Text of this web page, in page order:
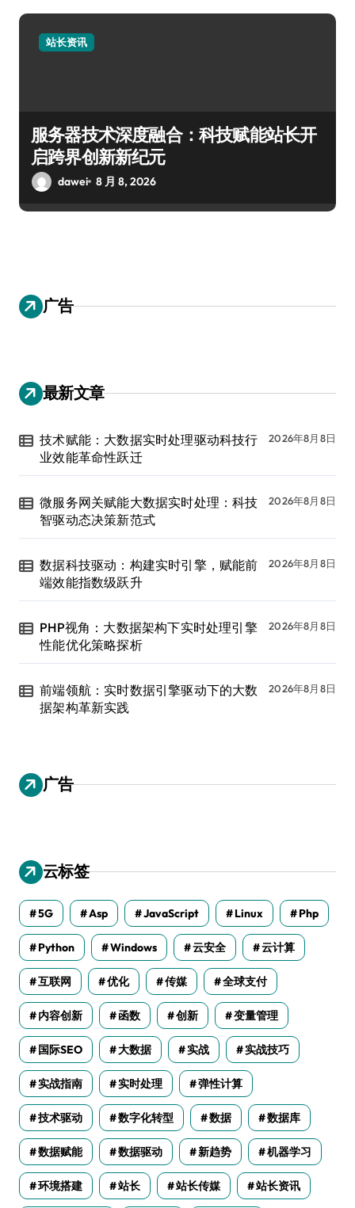
站长资讯
服务器技术深度融合：科技赋能站长开
启跨界创新新纪元
dawei 8 月 8, 2026
广告
最新文章
技术赋能：大数据实时处理驱动科技行
业效能革命性跃迁
2026年8月8日
微服务网关赋能大数据实时处理：科技
智驱动态决策新范式
2026年8月8日
数据科技驱动：构建实时引擎，赋能前
端效能指数级跃升
2026年8月8日
PHP视角：大数据架构下实时处理引擎
性能优化策略探析
2026年8月8日
前端领航：实时数据引擎驱动下的大数
据架构革新实践
2026年8月8日
广告
云标签
5G Asp JavaScript Linux Php
Python Windows 云安全 云计算
互联网 优化 传媒 全球支付
内容创新 函数 创新 变量管理
国际SEO 大数据 实战 实战技巧
实战指南 实时处理 弹性计算
技术驱动 数字化转型 数据 数据库
数据赋能 数据驱动 新趋势 机器学习
环境搭建 站长 站长传媒 站长资讯